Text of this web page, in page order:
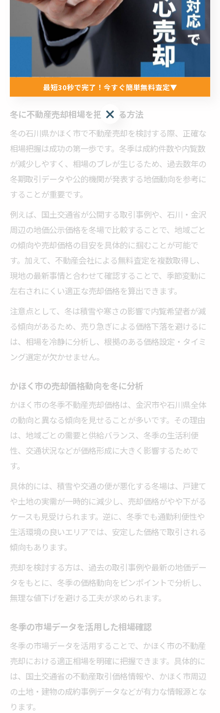
が、円滑な売却成功のカギとなります。
不動産売却相場を見極める冬のポ
イント解説
冬に不動産売却相場を把握する方法
冬の石川県かほく市で不動産売却を検討する際、正確な
相場把握は成功の第一歩です。冬季は成約件数や内覧数
が減少しやすく、相場のブレが生じるため、過去数年の
冬期取引データや公的機関が発表する地価動向を参考に
することが重要です。
例えば、国土交通省が公開する取引事例や、石川・金沢
周辺の地価公示価格を冬場で比較することで、地域ごと
の傾向や売却価格の目安を具体的に掴むことが可能で
す。加えて、不動産会社による無料査定を複数取得し、
現地の最新事情と合わせて確認することで、季節変動に
左右されにくい適正な売却価格を算出できます。
注意点として、冬は積雪や寒さの影響で内覧希望者が減
る傾向があるため、売り急ぎによる価格下落を避けるに
は、相場を冷静に分析し、根拠のある価格設定・タイミ
ング選定が欠かせません。
かほく市の売却価格動向を冬に分析
かほく市の冬季不動産売却価格は、金沢市や石川県全体
の動向と異なる傾向を見せることが多いです。その理由
は、地域ごとの需要と供給バランス、冬季の生活利便
性、交通状況などが価格形成に大きく影響するためで
す。
具体的には、積雪や交通の便が悪化する冬場は、戸建て
や土地の実需が一時的に減少し、売却価格がやや下がる
ケースも見受けられます。逆に、冬季でも通勤利便性や
生活環境の良いエリアでは、安定した価格で取引される
傾向もあります。
売却を検討する方は、過去の取引事例や最新の地価デー
タをもとに、冬季の価格動向をピンポイントで分析し、
無理な値下げを避ける工夫が求められます。
冬季の市場データを活用した相場確認
冬季の市場データを活用することで、かほく市の不動産
売却における適正相場を明確に把握できます。具体的に
は、国土交通省の不動産取引価格情報や、かほく市周辺
の土地・建物の成約事例データなどが有力な情報源とな
ります。
最短30秒で完了！今すぐ簡単無料査定▼
最短30秒で完了！今すぐ簡単無料査定▼